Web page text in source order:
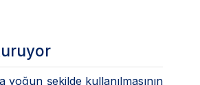
yoğun şekilde kullanılmasının